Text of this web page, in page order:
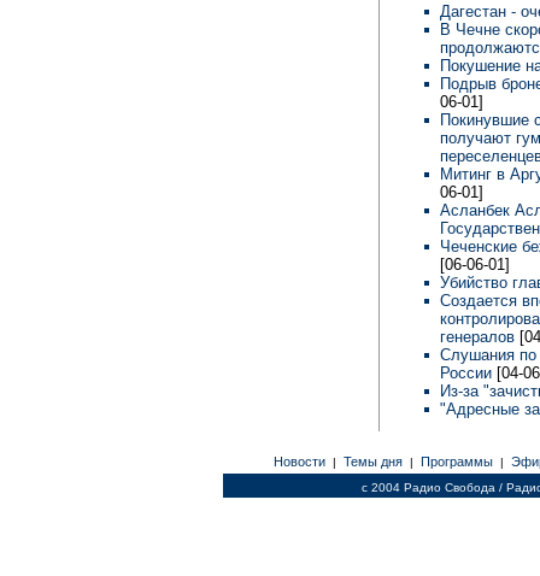
Дагестан -
В Чечне
Покушение
Подрыв
06-01]
Покинувшие
получают
Митинг в
06-01]
Асланбек
Чеченские
[06-06-01]
Убийство
Создается
генералов
Слушания по
России [04-
Из-за
"Адресные
Новости | Темы дня | Программы |
c 2004 Радио Свобода /